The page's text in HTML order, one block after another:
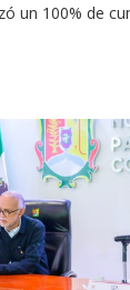
un 100% de